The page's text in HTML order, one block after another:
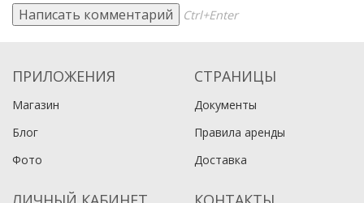
Ctrl+Enter
ПРИЛОЖЕНИЯ
Магазин
Блог
Фото
СТРАНИЦЫ
Документы
Правила аренды
Доставка